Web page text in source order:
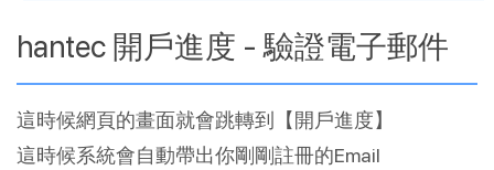
hantec 開戶進度 - 驗證電子郵件
這時候網頁的畫面就會跳轉到【開戶進度】
這時候系統會自動帶出你剛剛註冊的Email